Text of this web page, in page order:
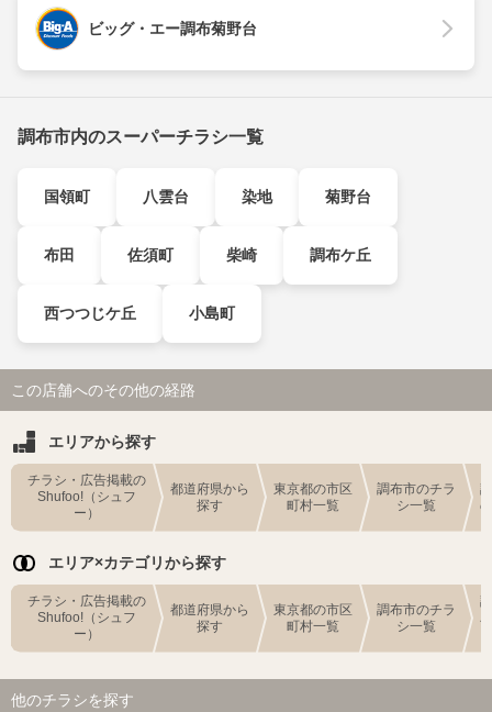
ビッグ・エー調布菊野台
調布市内のスーパーチラシ一覧
国領町 八雲台 染地 菊野台
布田 佐須町 柴崎 調布ケ丘
西つつじケ丘 小島町
この店舗へのその他の経路
エリアから探す
チラシ・広告掲載の
Shufoo!（シュフ
ー）
都道府県から
探す
東京都の市区
町村一覧
調布市のチラ
シ一覧
エリア×カテゴリから探す
チラシ・広告掲載の
Shufoo!（シュフ
ー）
都道府県から
探す
東京都の市区
町村一覧
調布市のチラ
シ一覧
他のチラシを探す